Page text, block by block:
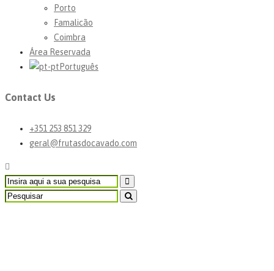
Porto
Famalicão
Coimbra
Área Reservada
Português
Contact Us
+351 253 851 329
geral@frutasdocavado.com